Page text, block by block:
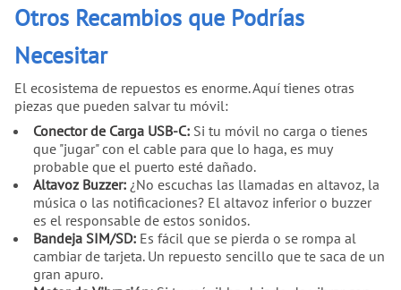
Otros Recambios que Podrías
Necesitar
El ecosistema de repuestos es enorme. Aquí tienes otras
piezas que pueden salvar tu móvil:
Conector de Carga USB-C:Si tu móvil no carga o tienes
que "jugar" con el cable para que lo haga, es muy
probable que el puerto esté dañado.
Altavoz Buzzer:¿No escuchas las llamadas en altavoz, la
música o las notificaciones? El altavoz inferior o buzzer
es el responsable de estos sonidos.
Bandeja SIM/SD:Es fácil que se pierda o se rompa al
cambiar de tarjeta. Un repuesto sencillo que te saca de un
gran apuro.